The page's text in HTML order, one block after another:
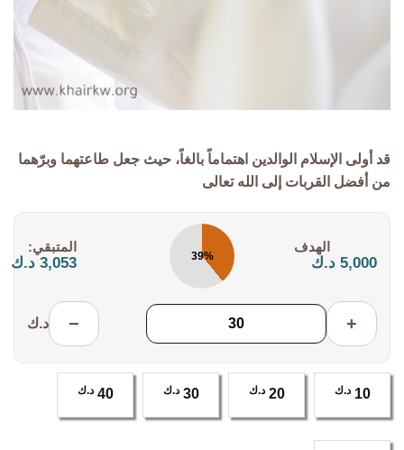
قد أولى الإسلام الوالدين اهتماماً بالغاً، حيث جعل طاعتهما وبرّهما
من أفضل القربات إلى الله تعالى
5,000 د.ك 39%
المتبقي:
3,053 د.ك
+
− د.ك
10 د.ك 20 د.ك 30 د.ك 40 د.ك